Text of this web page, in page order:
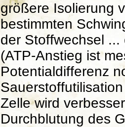
größere Isolierung
bestimmten
der Stoffwechsel
(ATP-Anstieg ist
Potentialdifferenz
Zelle wird
Durchblutung des